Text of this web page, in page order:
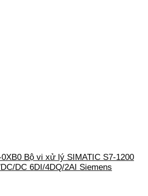
0XB0 Bộ vi xử lý SIMATIC S7-1200
DC 6DI/4DQ/2AI Siemens